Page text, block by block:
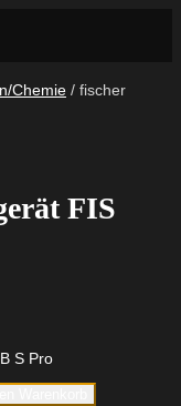
Chemie / fischer
FIS
S Pro